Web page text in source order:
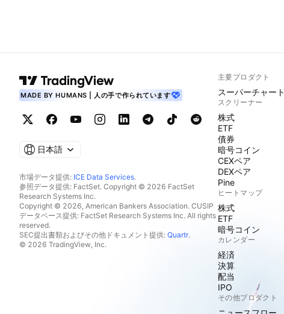
MADE BY HUMANS | 人の手で作られています
日本語
市場データ提供: ICE Data Services.
参照データ提供: FactSet. Copyright © 2026 FactSet
Research Systems Inc.
Copyright © 2026, American Bankers Association. CUSIP
データベース提供: FactSet Research Systems Inc. All rights
reserved.
SEC提出書類およびその他ドキュメント提供: Quartr.
© 2026 TradingView, Inc.
主要プロダクト
スーパーチャート
スクリーナー
株式
ETF
債券
暗号コイン
CEXペア
DEXペア
Pine
ヒートマップ
株式
ETF
暗号コイン
カレンダー
経済
決算
配当
IPO
その他プロダクト